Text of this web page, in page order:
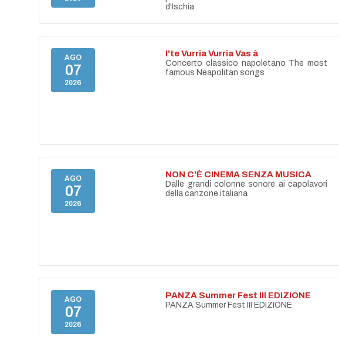
d'Ischia
AGO
07
2026
I'te Vurria Vurria Vas à
Concerto classico napoletano The most
famous Neapolitan songs
AGO
07
2026
NON C'È CINEMA SENZA MUSICA
Dalle grandi colonne sonore ai capolavori
della canzone italiana
AGO
07
2026
PANZA Summer Fest III EDIZIONE
PANZA Summer Fest III EDIZIONE